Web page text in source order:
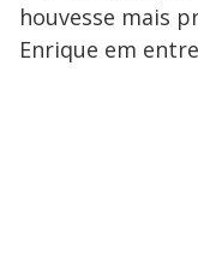
houvesse mais
Enrique em